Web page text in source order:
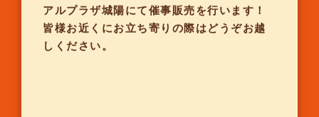
アルプラザ城陽にて催事販売を行います！
皆様お近くにお立ち寄りの際はどうぞお越
しください。